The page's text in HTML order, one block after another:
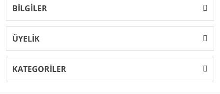
BİLGİLER
ÜYELİK
KATEGORİLER